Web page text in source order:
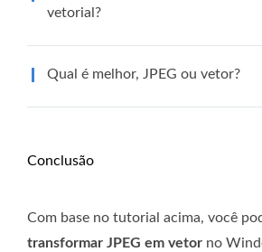
vetorial?
Qual é melhor, JPEG ou vetor?
Conclusão
Com base no tutorial acima, você
transformar JPEG em vetor no